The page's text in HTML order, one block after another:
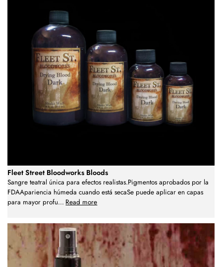
Fleet Street Bloodworks Bloods
Sangre teatral única para efectos realistas.Pigmentos aprobados por la
FDAApariencia húmeda cuando está secaSe puede aplicar en capas
para mayor profu... Read more